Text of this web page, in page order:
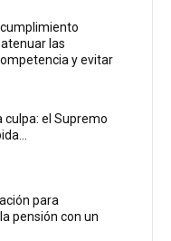
las
y evitar
culpa: el Supremo
para
pensión con un